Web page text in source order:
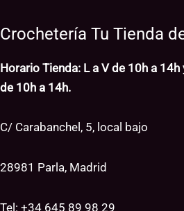
Crochetería Tu Tienda
Horario Tienda: L a V de 10h a
de 10h a 14h.
C/ Carabanchel, 5, local bajo
28981 Parla, Madrid
Tel: +34 645 89 98 29